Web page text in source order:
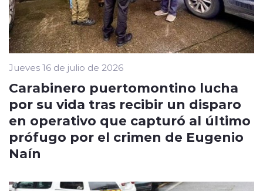
Jueves 16 de julio de 2026
Carabinero puertomontino lucha
por su vida tras recibir un disparo
en operativo que capturó al último
prófugo por el crimen de Eugenio
Naín